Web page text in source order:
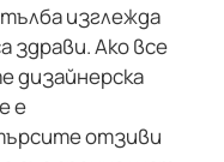
изглежда
здрави. Ако все
дизайнерска
е
отзиви